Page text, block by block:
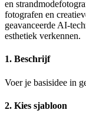
en
fotografen en
geavanceerde AI-
esthetiek verkennen.
1. Beschrijf
Voer je basisidee in
2. Kies sjabloon